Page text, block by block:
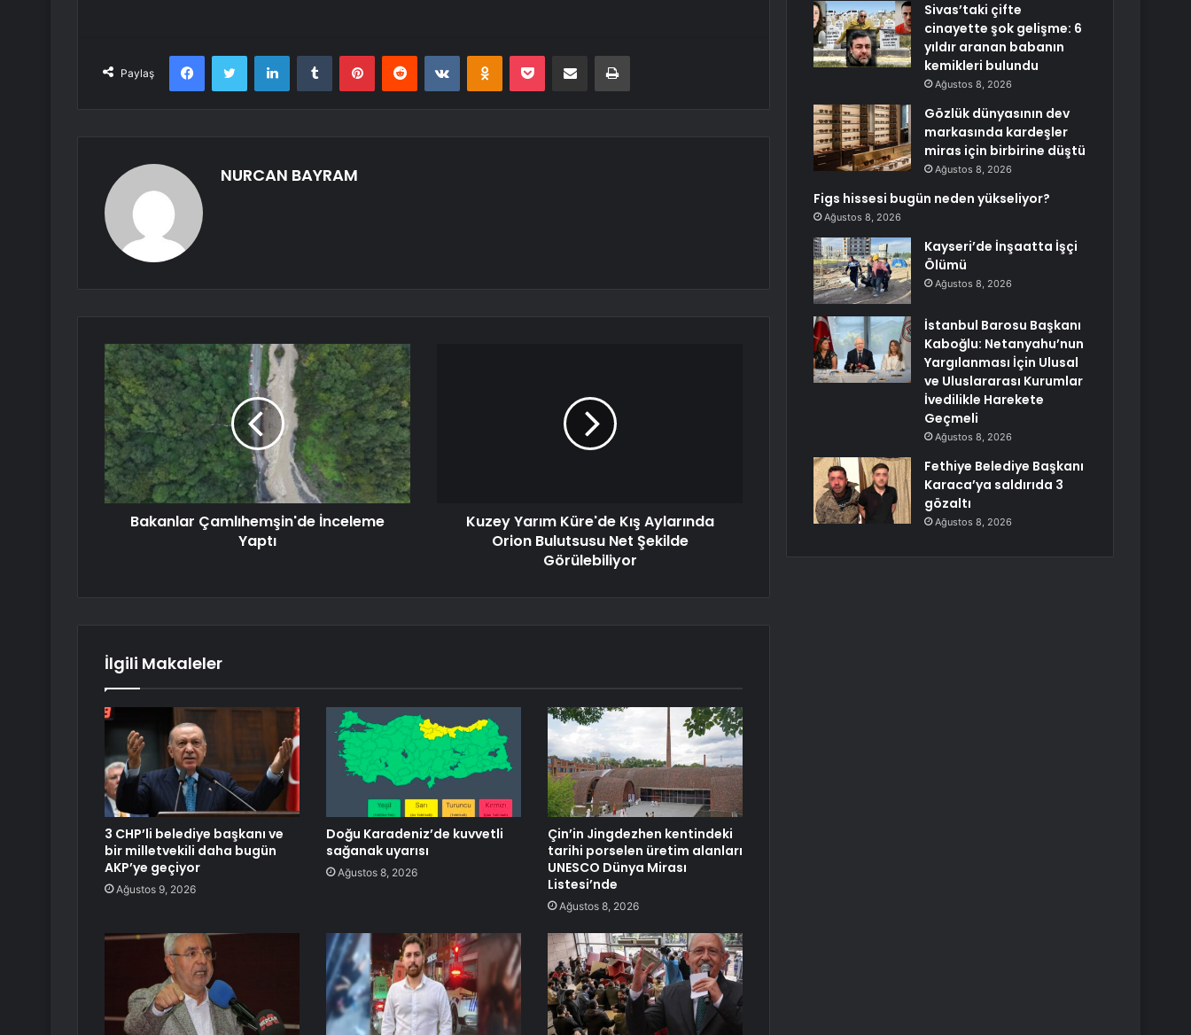
Paylaş
FacebookTwitter LinkedInTumblr PinterestReddit VKontakteOdnoklassniki
Pocket E-Posta ile paylaş Yazdır
NURCAN BAYRAM
Bakanlar Çamlıhemşin'de İnceleme
Yaptı
Kuzey Yarım Küre'de Kış Aylarında
Orion Bulutsusu Net Şekilde
Görülebiliyor
İlgili Makaleler
3 CHP’li belediye başkanı ve
bir milletvekili daha bugün
AKP’ye geçiyor
Ağustos 9, 2026
Doğu Karadeniz’de kuvvetli
sağanak uyarısı
Ağustos 8, 2026
Çin’in Jingdezhen kentindeki
tarihi porselen üretim alanları
UNESCO Dünya Mirası
Listesi’nde
Ağustos 8, 2026
Sivas’taki çifte
cinayette şok gelişme: 6
yıldır aranan babanın
kemikleri bulundu
Ağustos 8, 2026
Gözlük dünyasının dev
markasında kardeşler
miras için birbirine düştü
Ağustos 8, 2026
Figs hissesi bugün neden yükseliyor?
Ağustos 8, 2026
Kayseri’de İnşaatta İşçi
Ölümü
Ağustos 8, 2026
İstanbul Barosu Başkanı
Kaboğlu: Netanyahu’nun
Yargılanması İçin Ulusal
ve Uluslararası Kurumlar
İvedilikle Harekete
Geçmeli
Ağustos 8, 2026
Fethiye Belediye Başkanı
Karaca’ya saldırıda 3
gözaltı
Ağustos 8, 2026